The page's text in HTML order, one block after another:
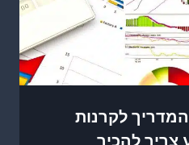
לקרנות
צריך להכיר